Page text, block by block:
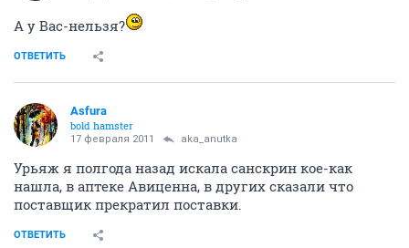
А у Вас-нельзя?
ОТВЕТИТЬ
Asfura
bold hamster
17 февраля 2011 aka_anutka
Урьяж я полгода назад искала санскрин кое-как
нашла, в аптеке Авиценна, в других сказали что
поставщик прекратил поставки.
ОТВЕТИТЬ